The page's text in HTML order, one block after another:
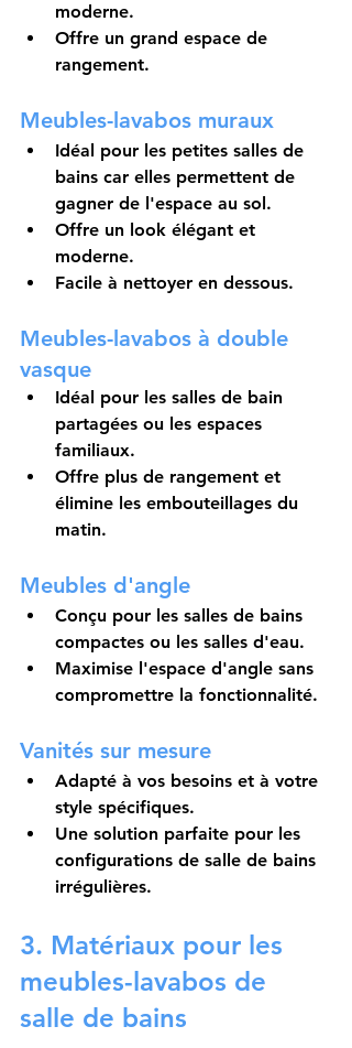
moderne.
Offre un grand espace de
rangement.
Meubles-lavabos muraux
Idéal pour les petites salles de
bains car elles permettent de
gagner de l'espace au sol.
Offre un look élégant et
moderne.
Facile à nettoyer en dessous.
Meubles-lavabos à double
vasque
Idéal pour les salles de bain
partagées ou les espaces
familiaux.
Offre plus de rangement et
élimine les embouteillages du
matin.
Meubles d'angle
Conçu pour les salles de bains
compactes ou les salles d'eau.
Maximise l'espace d'angle sans
compromettre la fonctionnalité.
Vanités sur mesure
Adapté à vos besoins et à votre
style spécifiques.
Une solution parfaite pour les
configurations de salle de bains
irrégulières.
3. Matériaux pour les
meubles-lavabos de
salle de bains